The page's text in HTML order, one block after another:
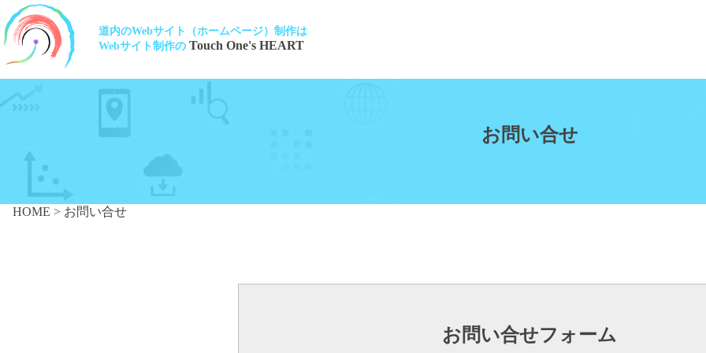
道内のWebサイト（ホームページ）制作は
Webサイト制作の Touch One's HEART
お問い合せ
HOME > お問い合せ
お問い合せフォーム